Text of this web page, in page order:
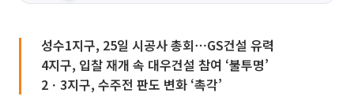
성수1지구, 25일 시공사 총회⋯GS건설 유력
4지구, 입찰 재개 속 대우건설 참여 ‘불투명’
2ㆍ3지구, 수주전 판도 변화 ‘촉각’